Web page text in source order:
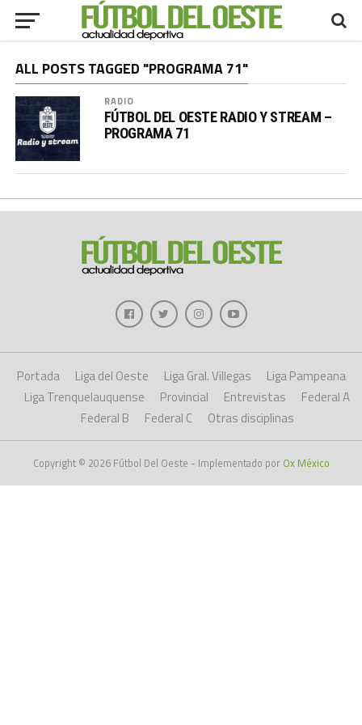
ALL POSTS TAGGED "PROGRAMA 71"
RADIO
FÚTBOL DEL OESTE RADIO Y STREAM –
PROGRAMA 71
Portada Liga del Oeste Liga Gral. Villegas
Liga Pampeana
Liga Trenquelauquense
Provincial Entrevistas
Federal A
Federal B
Federal C Otras disciplinas
Copyright © 2026 Fútbol Del Oeste - Implementado por Ox México